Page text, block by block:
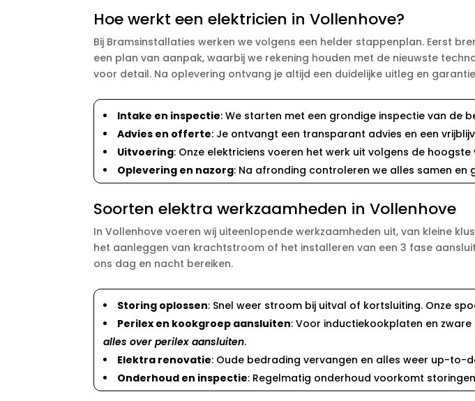
Hoe werkt een elektricien in Vollenhove?
Bij Bramsinstallaties werken we volgens een helder stappenplan. Eerst
een plan van aanpak, waarbij we rekening houden met de nieuwste
voor detail. Na oplevering ontvang je altijd een duidelijke uitleg en
Intake en inspectie: We starten met een grondige inspectie van de
Advies en offerte: Je ontvangt een transparant advies en een
Uitvoering: Onze elektriciens voeren het werk uit volgens de
Oplevering en nazorg: Na afronding controleren we alles samen en
Soorten elektra werkzaamheden in Vollenhove
In Vollenhove voeren wij uiteenlopende werkzaamheden uit, van kleine
het aanleggen van krachtstroom of het installeren van een 3 fase
ons dag en nacht bereiken.
Storing oplossen: Snel weer stroom bij uitval of kortsluiting. Onze
Perilex en kookgroep aansluiten: Voor inductiekookplaten en
alles over perilex aansluiten.
Elektra renovatie: Oude bedrading vervangen en alles weer up-to-
Onderhoud en inspectie: Regelmatig onderhoud voorkomt